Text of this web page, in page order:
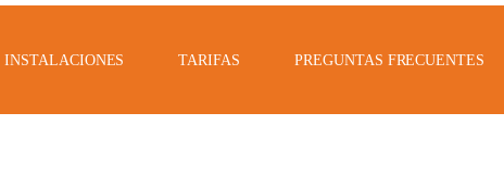
INSTALACIONES TARIFAS PREGUNTAS FRECUENTES